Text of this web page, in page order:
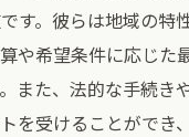
す。彼らは地域の特
や希望条件に応じた
また、法的な手続き
を受けることができ